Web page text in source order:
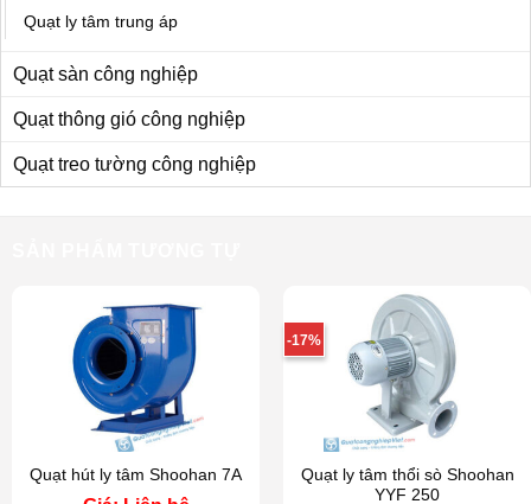
Quạt ly tâm trung áp
Quạt sàn công nghiệp
Quạt thông gió công nghiệp
Quạt treo tường công nghiệp
Quạt hút ly tâm Shoohan 7A
-17%
Quạt ly tâm thổi sò Shoohan
YYF 250